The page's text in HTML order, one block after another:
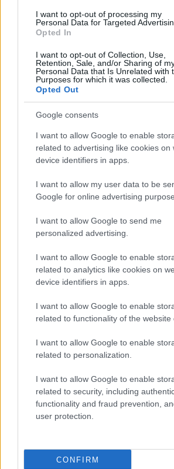
I want to opt-out of processing my
Personal Data for Targeted
Opted In
I want to opt-out of Collection, Use,
Retention, Sale, and/or Sharing of
Personal Data that Is Unrelated with
Purposes for which it was collected.
Opted Out
Google consents
I want to allow Google to enable
related to advertising like cookies on
device identifiers in apps.
I want to allow my user data to be
Google for online advertising
I want to allow Google to send me
personalized advertising.
I want to allow Google to enable
related to analytics like cookies on
device identifiers in apps.
I want to allow Google to enable
related to functionality of the website
I want to allow Google to enable
related to personalization.
I want to allow Google to enable
related to security, including
functionality and fraud prevention,
user protection.
CONFIRM
Megházasodott Köves Slomó
elsőszülött fia